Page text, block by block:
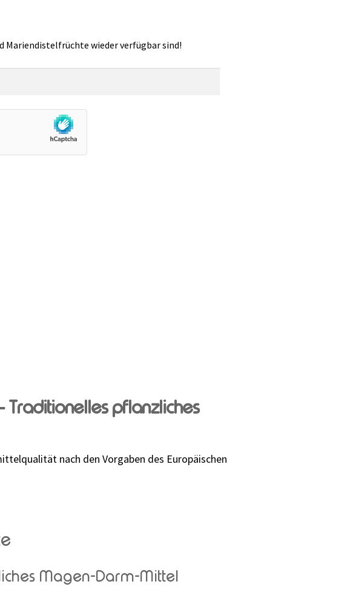
Mariendistelfrüchte wieder verfügbar sind!
Traditionelles pflanzliches
nach den Vorgaben des Europäischen
Magen-Darm-Mittel